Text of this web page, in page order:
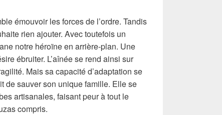
émouvoir les forces de l’ordre. Tandis
rien ajouter. Avec toutefois un
notre héroïne en arrière-plan. Une
ébruiter. L’aînée se rend ainsi sur
Mais sa capacité d’adaptation se
de sauver son unique famille. Elle se
artisanales, faisant peur à tout le
compris.